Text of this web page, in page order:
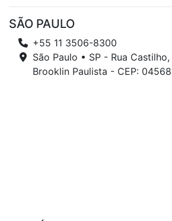
SÃO PAULO
+55 11 3506-8300
São Paulo • SP - Rua
Brooklin Paulista - CEP: